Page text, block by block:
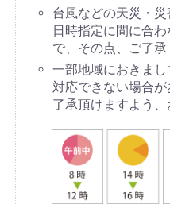
台風などの天災・
日時指定に間に合
で、その点、ご了承
一部地域におきま
対応できない場合
了承頂けますよう、